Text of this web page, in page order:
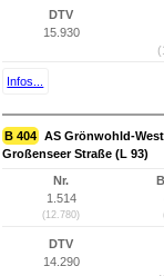
DTV
15.930
Infos...
B 404 AS Grönwohld-
Großenseer Straße (L 93)
Nr.
1.514
(12.780)
DTV
14.290